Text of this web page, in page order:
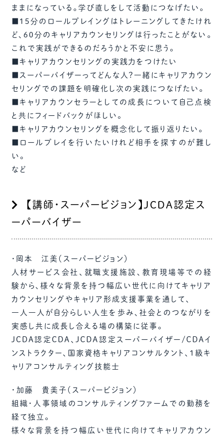
ままになっている。学び直しをして活動につなげたい。
■15分のロールプレイングはトレーニングしてきたけれ
ど、60分のキャリアカウンセリングは行ったことがない。
これで実践ができるのだろうかと不安に思う。
■キャリアカウンセリングの実践力をつけたい
■スーパーバイザーってどんな人？一緒にキャリアカウン
セリングでの課題を明確化し次の実践につなげたい。
■キャリアカウンセラーとしての成長について自己点検
と共にフィードバックがほしい。
■キャリアカウンセリングを概念化して振り返りたい。
■ロールプレイを行いたいけれど相手を探すのが難し
い。
など
【講師・スーパービジョン】JCDA認定ス
ーパーバイザー
・岡本 江美（スーパービジョン）
人材サービス会社、就職支援施設、教育現場等での経
験から、様々な背景を持つ幅広い世代に向けてキャリア
カウンセリングやキャリア形成支援事業を通して、
一人一人が自分らしい人生を歩み、社会とのつながりを
実感し共に成長し合える場の構築に従事。
JCDA認定CDA、JCDA認定スーパーバイザー/CDAイ
ンストラクター、国家資格キャリアコンサルタント、１級キ
ャリアコンサルティング技能士
・加藤 貴美子（スーパービジョン）
組織・人事領域のコンサルティングファームでの勤務を
経て独立。
様々な背景を持つ幅広い世代に向けてキャリアカウン